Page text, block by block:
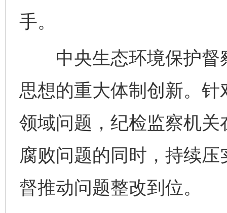
手。
中央生态环境保护督
思想的重大体制创新。
领域问题，纪检监察机
腐败问题的同时，持续
督推动问题整改到位。